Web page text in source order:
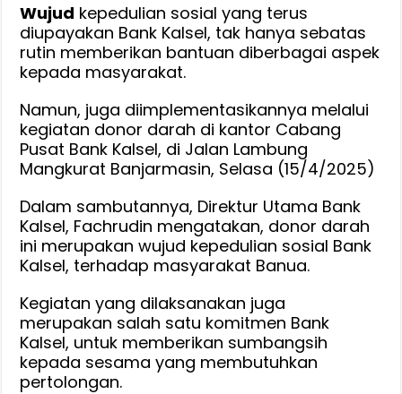
Wujud kepedulian sosial yang terus
diupayakan Bank Kalsel, tak hanya sebatas
rutin memberikan bantuan diberbagai aspek
kepada masyarakat.
Namun, juga diimplementasikannya melalui
kegiatan donor darah di kantor Cabang
Pusat Bank Kalsel, di Jalan Lambung
Mangkurat Banjarmasin, Selasa (15/4/2025)
Dalam sambutannya, Direktur Utama Bank
Kalsel, Fachrudin mengatakan, donor darah
ini merupakan wujud kepedulian sosial Bank
Kalsel, terhadap masyarakat Banua.
Kegiatan yang dilaksanakan juga
merupakan salah satu komitmen Bank
Kalsel, untuk memberikan sumbangsih
kepada sesama yang membutuhkan
pertolongan.